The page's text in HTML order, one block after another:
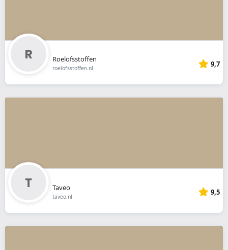
Roelofsstoffen
roelofsstoffen.nl 9,7
Taveo
taveo.nl 9,5